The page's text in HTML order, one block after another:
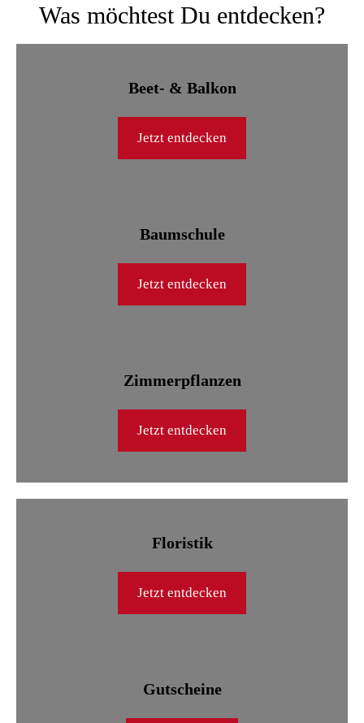
Was möchtest Du entdecken?
Beet- & Balkon
Jetzt entdecken
Baumschule
Jetzt entdecken
Zimmerpflanzen
Jetzt entdecken
Floristik
Jetzt entdecken
Gutscheine